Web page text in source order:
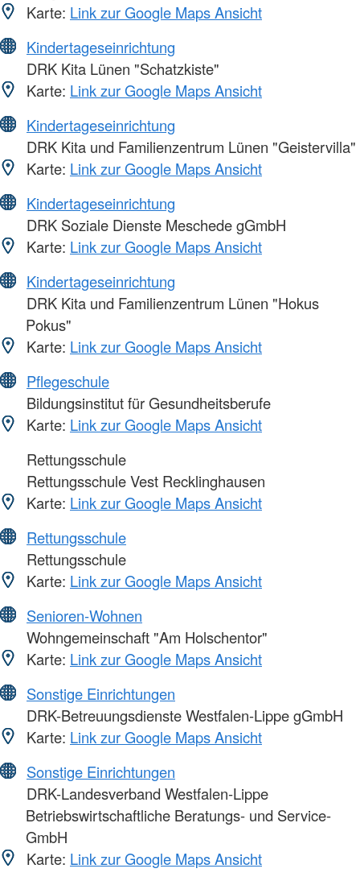
Karte: Link zur Google Maps Ansicht
Kindertageseinrichtung
DRK Kita Lünen "Schatzkiste"
Karte: Link zur Google Maps Ansicht
Kindertageseinrichtung
DRK Kita und Familienzentrum Lünen "Geistervilla"
Karte: Link zur Google Maps Ansicht
Kindertageseinrichtung
DRK Soziale Dienste Meschede gGmbH
Karte: Link zur Google Maps Ansicht
Kindertageseinrichtung
DRK Kita und Familienzentrum Lünen "Hokus
Pokus"
Karte: Link zur Google Maps Ansicht
Pflegeschule
Bildungsinstitut für Gesundheitsberufe
Karte: Link zur Google Maps Ansicht
Rettungsschule
Rettungsschule Vest Recklinghausen
Karte: Link zur Google Maps Ansicht
Rettungsschule
Rettungsschule
Karte: Link zur Google Maps Ansicht
Senioren-Wohnen
Wohngemeinschaft "Am Holschentor"
Karte: Link zur Google Maps Ansicht
Sonstige Einrichtungen
DRK-Betreuungsdienste Westfalen-Lippe gGmbH
Karte: Link zur Google Maps Ansicht
Sonstige Einrichtungen
DRK-Landesverband Westfalen-Lippe
Betriebswirtschaftliche Beratungs- und Service-
GmbH
Karte: Link zur Google Maps Ansicht